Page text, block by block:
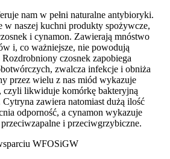
nam w pełni naturalne antybioryki.
w naszej kuchni produkty spożywcze,
i cynamon. Zawierają mnóstwo
i, co ważniejsze, nie powodują
czosnek zapobiega
zwalcza infekcje i obniża
przez wielu z nas miód wykazuje
czyli likwiduje komórkę bakteryjną
zawiera natomiast dużą ilość
odporność, a cynamon wykazuje
i przeciwgrzybiczne.
WFOSiGW